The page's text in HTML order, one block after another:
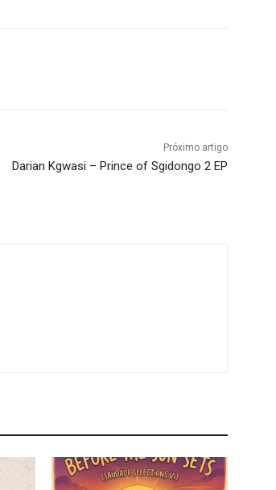
Próximo artigo
Darian Kgwasi – Prince of Sgidongo 2 EP